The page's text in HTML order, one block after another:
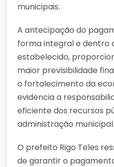
municipais.
A antecipação do
forma integral e dentro
estabelecido,
maior previsibilidade
o fortalecimento da
evidencia a
eficiente dos recursos
administração municipal.
O prefeito Rigo Teles
de garantir o